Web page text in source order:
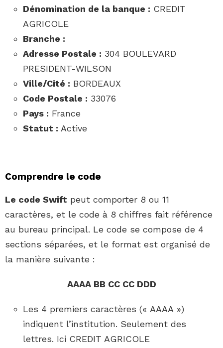
Dénomination de la banque : CREDIT
AGRICOLE
Branche :
Adresse Postale : 304 BOULEVARD
PRESIDENT-WILSON
Ville/Cité : BORDEAUX
Code Postale : 33076
Pays : France
Statut : Active
Comprendre le code
Le code Swift peut comporter 8 ou 11
caractères, et le code à 8 chiffres fait référence
au bureau principal. Le code se compose de 4
sections séparées, et le format est organisé de
la manière suivante :
AAAA BB CC CC DDD
Les 4 premiers caractères (« AAAA »)
indiquent l’institution. Seulement des
lettres. Ici CREDIT AGRICOLE